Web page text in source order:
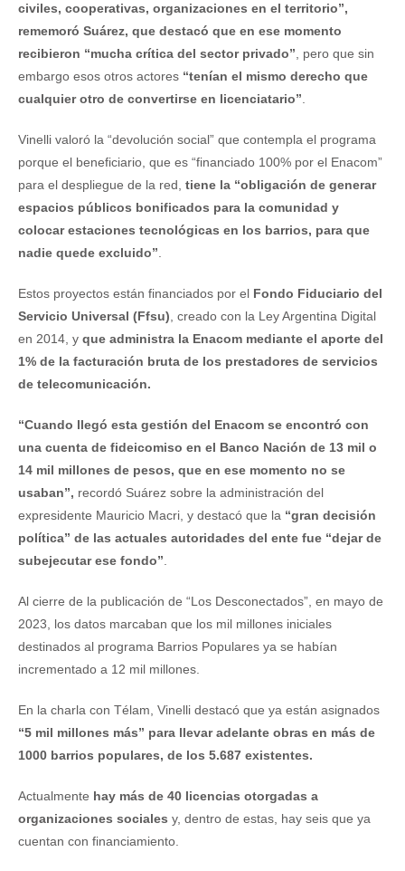
civiles, cooperativas, organizaciones en el territorio”,
rememoró Suárez, que destacó que en ese momento
recibieron “mucha crítica del sector privado”, pero que sin
embargo esos otros actores “tenían el mismo derecho que
cualquier otro de convertirse en licenciatario”.
Vinelli valoró la “devolución social” que contempla el programa
porque el beneficiario, que es “financiado 100% por el Enacom”
para el despliegue de la red, tiene la “obligación de generar
espacios públicos bonificados para la comunidad y
colocar estaciones tecnológicas en los barrios, para que
nadie quede excluido”.
Estos proyectos están financiados por el Fondo Fiduciario del
Servicio Universal (Ffsu), creado con la Ley Argentina Digital
en 2014, y que administra la Enacom mediante el aporte del
1% de la facturación bruta de los prestadores de servicios
de telecomunicación.
“Cuando llegó esta gestión del Enacom se encontró con
una cuenta de fideicomiso en el Banco Nación de 13 mil o
14 mil millones de pesos, que en ese momento no se
usaban”, recordó Suárez sobre la administración del
expresidente Mauricio Macri, y destacó que la “gran decisión
política” de las actuales autoridades del ente fue “dejar de
subejecutar ese fondo”.
Al cierre de la publicación de “Los Desconectados”, en mayo de
2023, los datos marcaban que los mil millones iniciales
destinados al programa Barrios Populares ya se habían
incrementado a 12 mil millones.
En la charla con Télam, Vinelli destacó que ya están asignados
“5 mil millones más” para llevar adelante obras en más de
1000 barrios populares, de los 5.687 existentes.
Actualmente hay más de 40 licencias otorgadas a
organizaciones sociales y, dentro de estas, hay seis que ya
cuentan con financiamiento.